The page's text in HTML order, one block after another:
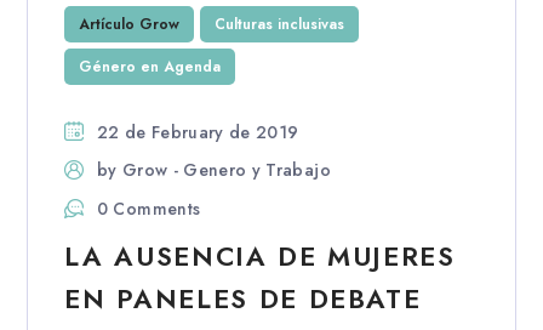
Artículo Grow
Culturas inclusivas
Género en Agenda
22 de February de 2019
by Grow - Genero y Trabajo
0 Comments
LA AUSENCIA DE MUJERES
EN PANELES DE DEBATE